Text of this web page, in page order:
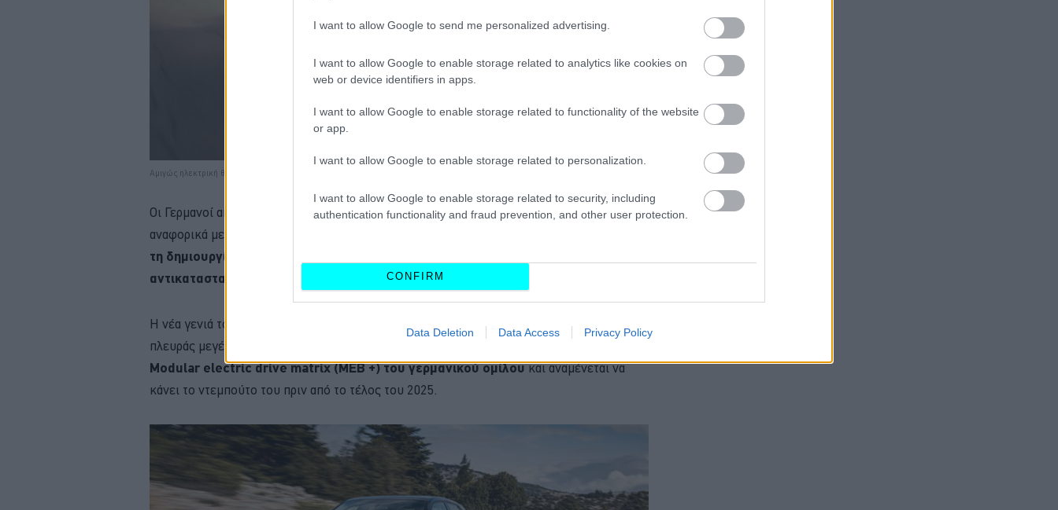
I want to allow Google to send me personalized advertising.
I want to allow Google to enable storage related to analytics like cookies on
web or device identifiers in apps.
I want to allow Google to enable storage related to functionality of the website
or app.
I want to allow Google to enable storage related to personalization.
I want to allow Google to enable storage related to security, including
authentication functionality and fraud prevention, and other user protection.
CONFIRM
Data Deletion Data Access Privacy Policy
Αμιγώς ηλεκτρική θα είναι η επόμενη γενιά του Audi A3
Οι Γερμανοί αποφάσισαν επίσης να αλλάξουν την στρατηγική που είχαν καταστρώσει
αναφορικά με την εκπροσώπησή τους στις μικρότερες κατηγορίες και αυτό σημαίνει και
τη δημιουργία διάδοχου μοντέλου για το Q2
αντικατασταθεί στη γκάμα της Audi, κάτι που είχε ανακοινωθεί και για το A1
Η νέα γενιά του Audi Q2 θα είναι αμιγώς ηλεκτρική με το μικρό SUV να τοποθετείται από
πλευράς μεγέθους κάτω από το Q4 e-tron. Θα βασίζεται
Modular electric drive matrix (MEB +) του γερμανικού ομίλουκαι αναμένεται να
κάνει το ντεμπούτο του πριν από το τέλος του 2025.